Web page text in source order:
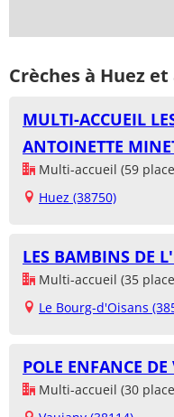
Crèches à Huez
MULTI-ACCUEIL
ANTOINETTE
Multi-accueil (59
Huez (38750)
LES BAMBINS DE
Multi-accueil (35
Le Bourg-d'Oisans
POLE ENFANCE
Multi-accueil (30